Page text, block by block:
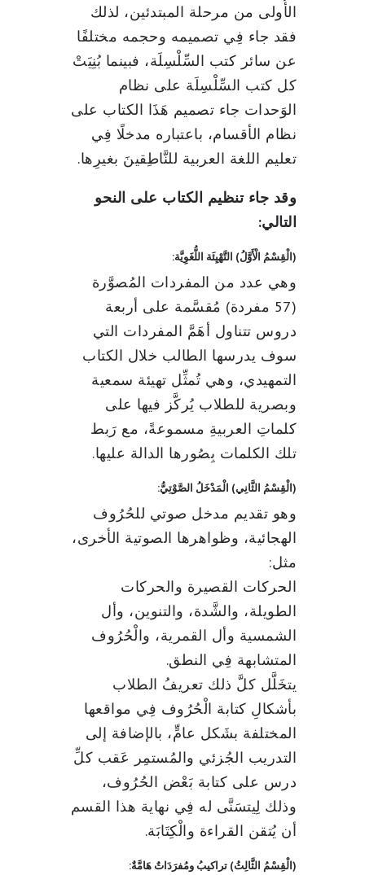
الأُولى من مرحلة المبتدئين، لذلك
فقد جاء فِي تصميمه وحجمه مختلفًا
عن سائر كتب السِّلْسِلَة، فبينما بُنِيَتْ
كل كتب السِّلْسِلَة على نظام
الوَحدات جاء تصميم هَذَا الكتاب على
نظام الأقسام، باعتباره مدخلًا فِي
تعليم اللغة العربية للنَّاطِقينَ بغيرِها.
وقد جاء تنظيم الكتاب على النحو
التالي:
(الْقِسْمُ الْأَوَّلُ) التَّهْيِئَة اللُّغَوِيَّة:
وهي عدد من المفردات المُصوَّرة
(57 مفردة) مُقسَّمة على أربعة
دروس تتناول أهَمَّ المفردات التي
سوف يدرسها الطالب خلال الكتاب
التمهيدي، وهي تُمثِّل تهيئة سمعية
وبصرية للطلاب يُركَّز فيها على
كلماتِ العربيةِ مسموعةً، مع رَبط
تلك الكلمات بِصُورها الدالة عليها.
(الْقِسْمُ الثَّانِي) الْمَدْخَلُ الصَّوْتِيُّ:
وهو تقديم مدخل صوتي للحُرُوف
الهجائية، وظواهرها الصوتية الأخرى،
مثل:
الحركات القصيرة والحركات
الطويلة، والشَّدة، والتنوين، وأل
الشمسية وأل القمرية، والْحُرُوف
المتشابهة فِي النطق.
يتخَلَّل كلَّ ذلك تعريفُ الطلاب
بأشكالِ كتابة الْحُرُوف فِي مواقعها
المختلفة بشَكل عامٍّ، بالإضافة إلى
التدريب الجُزئي والمُستمِر عَقب كلِّ
درس على كتابة بَعْض الحُرُوف،
وذلك لِيتسَنَّى له فِي نهاية هذا القسم
أن يُتقن القراءة والْكِتَابَة.
(الْقِسْمُ الثَّالِثُ) تراكيبُ ومُفرَدَاتٌ هَامَّةٌ: